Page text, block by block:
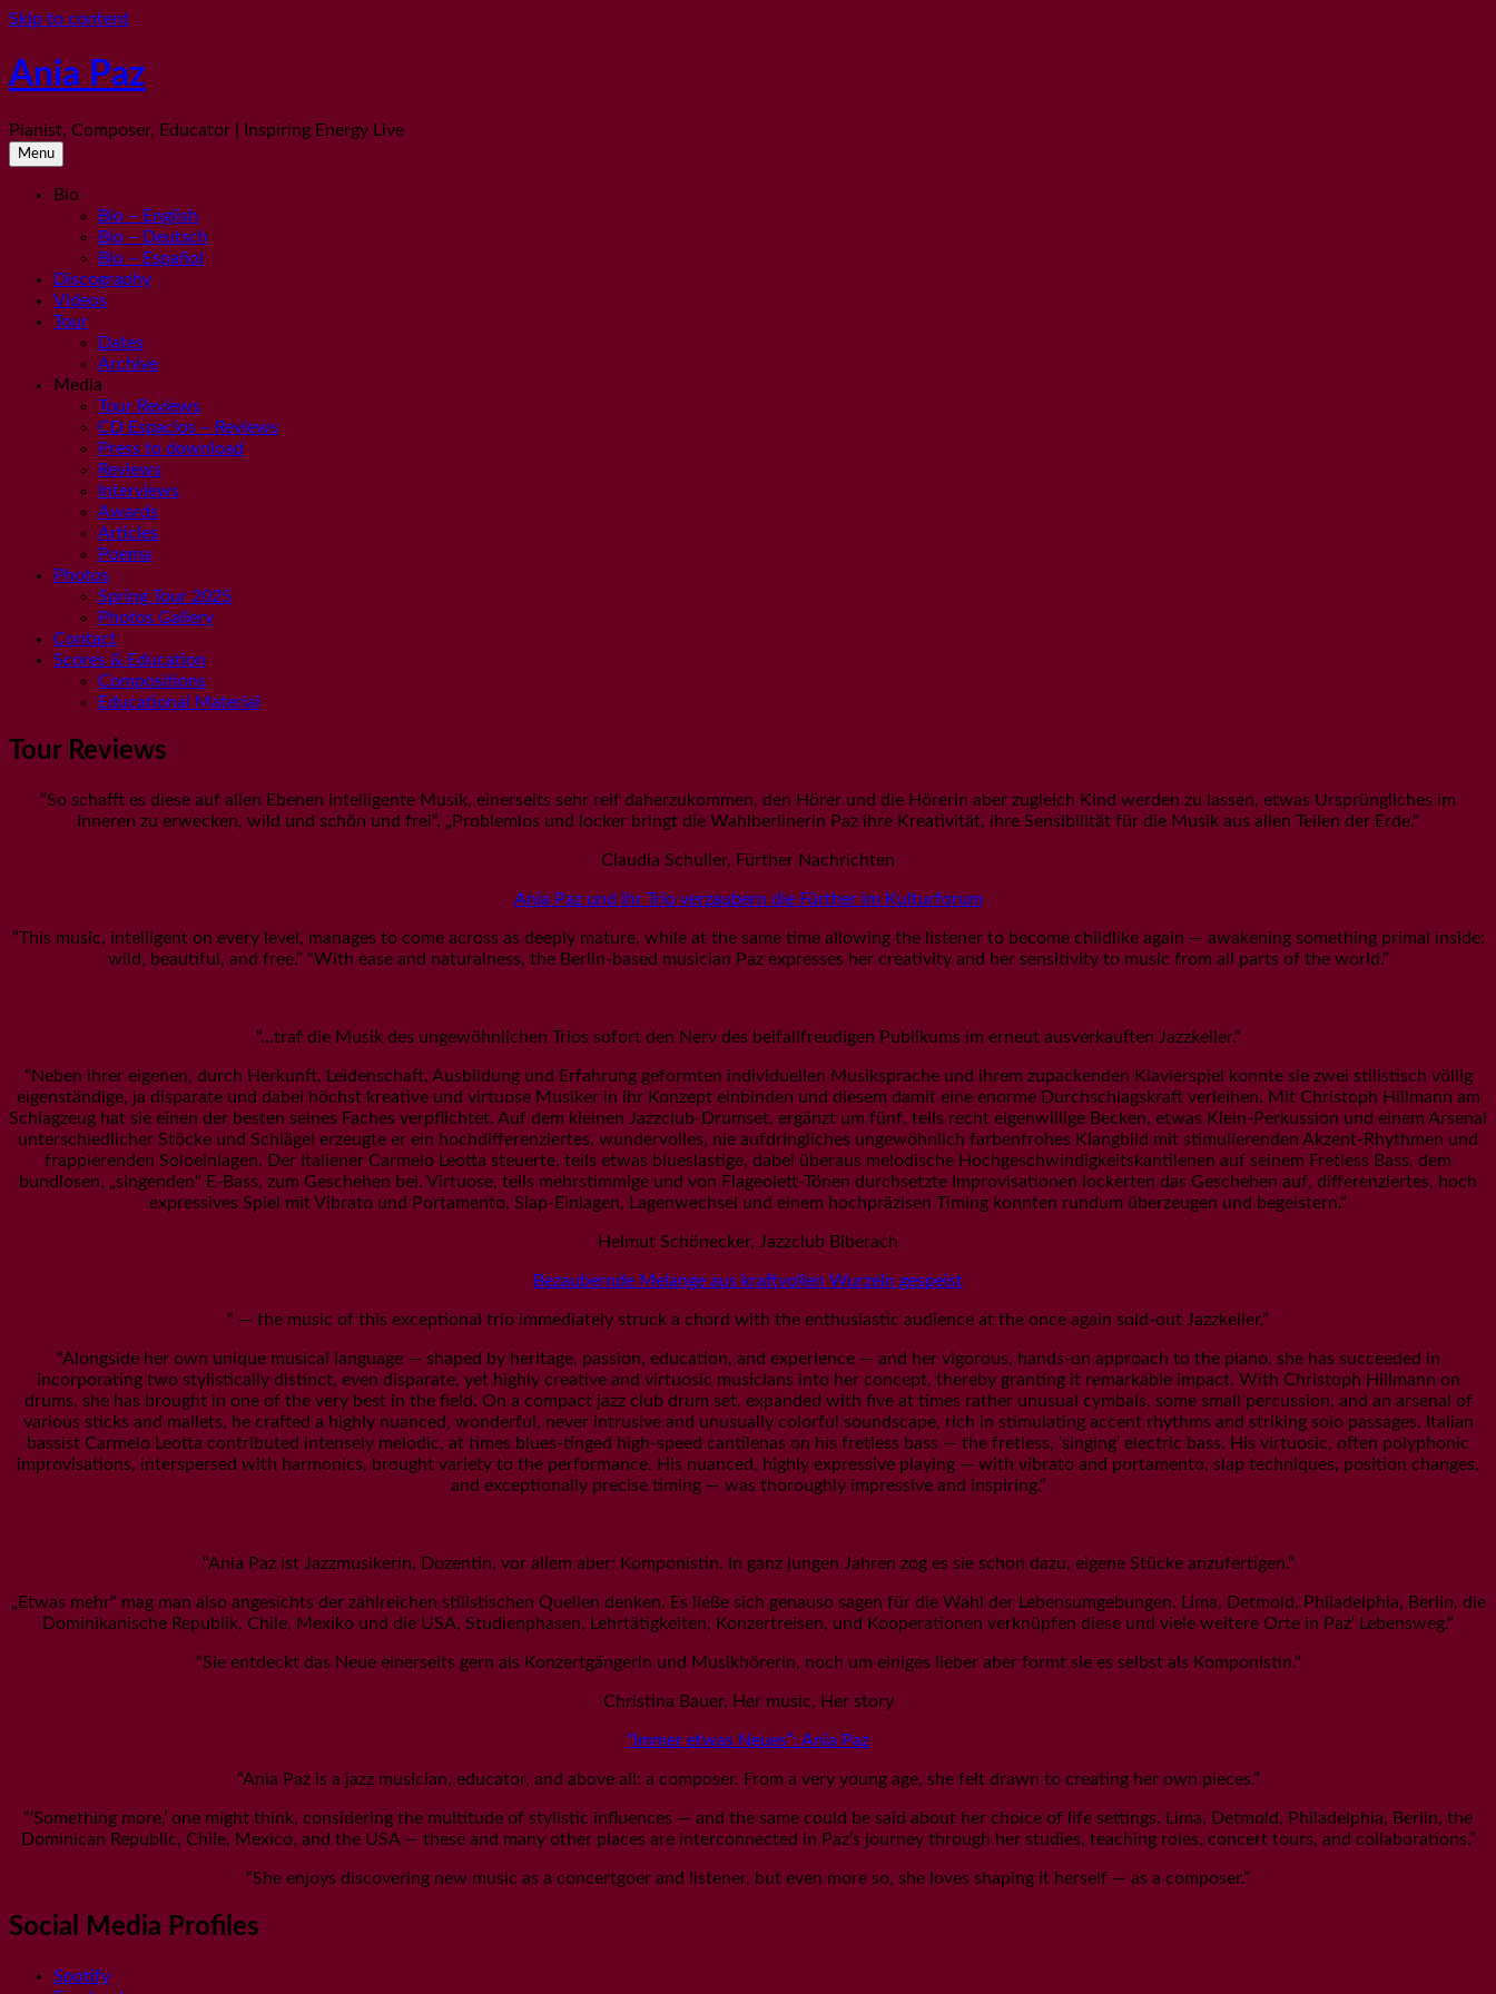
Skip to content
Ania Paz
Pianist, Composer, Educator | Inspiring Energy Live
Menu
Bio
Bio – English
Bio – Deutsch
Bio – Español
Discography
Videos
Tour
Dates
Archive
Media
Tour Reviews
CD Espacios – Reviews
Press to download
Reviews
Interviews
Awards
Articles
Poema
Photos
Spring Tour 2025
Photos Gallery
Contact
Scores & Education
Compositions
Educational Material
Tour Reviews
“So schafft es diese auf allen Ebenen intelligente Musik, einerseits sehr reif daherzukommen, den Hörer und die Hörerin aber zugleich Kind werden zu lassen, etwas Ursprüngliches im
Inneren zu erwecken, wild und schön und frei“. „Problemlos und locker bringt die Wahlberlinerin Paz ihre Kreativität, ihre Sensibilität für die Musik aus allen Teilen der Erde.“
Claudia Schuller, Fürther Nachrichten
Ania Paz und ihr Trio verzaubern die Fürther im Kulturforum
“This music, intelligent on every level, manages to come across as deeply mature, while at the same time allowing the listener to become childlike again — awakening something primal inside:
wild, beautiful, and free.” “With ease and naturalness, the Berlin-based musician Paz expresses her creativity and her sensitivity to music from all parts of the world.”
“…traf die Musik des ungewöhnlichen Trios sofort den Nerv des beifallfreudigen Publikums im erneut ausverkauften Jazzkeller.“
“Neben ihrer eigenen, durch Herkunft, Leidenschaft, Ausbildung und Erfahrung geformten individuellen Musiksprache und ihrem zupackenden Klavierspiel konnte sie zwei stilistisch völlig
eigenständige, ja disparate und dabei höchst kreative und virtuose Musiker in ihr Konzept einbinden und diesem damit eine enorme Durchschlagskraft verleihen. Mit Christoph Hillmann am
Schlagzeug hat sie einen der besten seines Faches verpflichtet. Auf dem kleinen Jazzclub-Drumset, ergänzt um fünf, teils recht eigenwillige Becken, etwas Klein-Perkussion und einem Arsenal
unterschiedlicher Stöcke und Schlägel erzeugte er ein hochdifferenziertes, wundervolles, nie aufdringliches ungewöhnlich farbenfrohes Klangbild mit stimulierenden Akzent-Rhythmen und
frappierenden Soloeinlagen. Der Italiener Carmelo Leotta steuerte, teils etwas blueslastige, dabei überaus melodische Hochgeschwindigkeitskantilenen auf seinem Fretless Bass, dem
bundlosen, „singenden“ E-Bass, zum Geschehen bei. Virtuose, teils mehrstimmige und von Flageolett-Tönen durchsetzte Improvisationen lockerten das Geschehen auf, differenziertes, hoch
expressives Spiel mit Vibrato und Portamento, Slap-Einlagen, Lagenwechsel und einem hochpräzisen Timing konnten rundum überzeugen und begeistern.“
Helmut Schönecker, Jazzclub Biberach
Bezaubernde Melange aus kraftvollen Wurzeln gespeist
“ — the music of this exceptional trio immediately struck a chord with the enthusiastic audience at the once again sold-out Jazzkeller.”
“Alongside her own unique musical language — shaped by heritage, passion, education, and experience — and her vigorous, hands-on approach to the piano, she has succeeded in
incorporating two stylistically distinct, even disparate, yet highly creative and virtuosic musicians into her concept, thereby granting it remarkable impact. With Christoph Hillmann on
drums, she has brought in one of the very best in the field. On a compact jazz club drum set, expanded with five at times rather unusual cymbals, some small percussion, and an arsenal of
various sticks and mallets, he crafted a highly nuanced, wonderful, never intrusive and unusually colorful soundscape, rich in stimulating accent rhythms and striking solo passages. Italian
bassist Carmelo Leotta contributed intensely melodic, at times blues-tinged high-speed cantilenas on his fretless bass — the fretless, ‘singing’ electric bass. His virtuosic, often polyphonic
improvisations, interspersed with harmonics, brought variety to the performance. His nuanced, highly expressive playing — with vibrato and portamento, slap techniques, position changes,
and exceptionally precise timing — was thoroughly impressive and inspiring.“
“Ania Paz ist Jazzmusikerin, Dozentin, vor allem aber: Komponistin. In ganz jungen Jahren zog es sie schon dazu, eigene Stücke anzufertigen.“
„Etwas mehr“ mag man also angesichts der zahlreichen stilistischen Quellen denken. Es ließe sich genauso sagen für die Wahl der Lebensumgebungen. Lima, Detmold, Philadelphia, Berlin, die
Dominikanische Republik, Chile, Mexiko und die USA, Studienphasen, Lehrtätigkeiten, Konzertreisen, und Kooperationen verknüpfen diese und viele weitere Orte in Paz‘ Lebensweg.“
“Sie entdeckt das Neue einerseits gern als Konzertgängerin und Musikhörerin, noch um einiges lieber aber formt sie es selbst als Komponistin.“
Christina Bauer, Her music, Her story
“Immer etwas Neues”: Ania Paz
“Ania Paz is a jazz musician, educator, and above all: a composer. From a very young age, she felt drawn to creating her own pieces.”
“‘Something more,’ one might think, considering the multitude of stylistic influences — and the same could be said about her choice of life settings. Lima, Detmold, Philadelphia, Berlin, the
Dominican Republic, Chile, Mexico, and the USA — these and many other places are interconnected in Paz’s journey through her studies, teaching roles, concert tours, and collaborations.”
“She enjoys discovering new music as a concertgoer and listener, but even more so, she loves shaping it herself — as a composer.”
Social Media Profiles
Spotify